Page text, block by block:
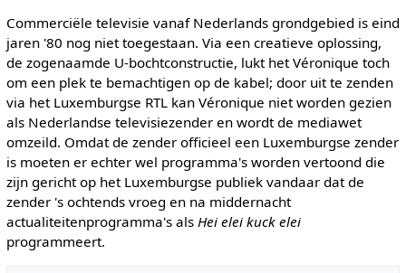
Commerciële televisie vanaf Nederlands grondgebied is eind
jaren '80 nog niet toegestaan. Via een creatieve oplossing,
de zogenaamde U-bochtconstructie, lukt het Véronique toch
om een plek te bemachtigen op de kabel; door uit te zenden
via het Luxemburgse RTL kan Véronique niet worden gezien
als Nederlandse televisiezender en wordt de mediawet
omzeild. Omdat de zender officieel een Luxemburgse zender
is moeten er echter wel programma's worden vertoond die
zijn gericht op het Luxemburgse publiek vandaar dat de
zender 's ochtends vroeg en na middernacht
actualiteitenprogramma's als Hei elei kuck elei
programmeert.